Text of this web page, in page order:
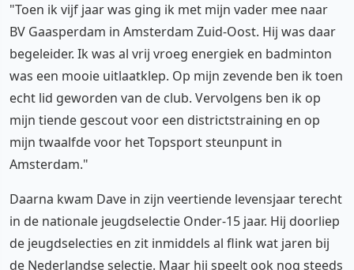
"Toen ik vijf jaar was ging ik met mijn vader mee naar
BV Gaasperdam in Amsterdam Zuid-Oost. Hij was daar
begeleider. Ik was al vrij vroeg energiek en badminton
was een mooie uitlaatklep. Op mijn zevende ben ik toen
echt lid geworden van de club. Vervolgens ben ik op
mijn tiende gescout voor een districtstraining en op
mijn twaalfde voor het Topsport steunpunt in
Amsterdam."
Daarna kwam Dave in zijn veertiende levensjaar terecht
in de nationale jeugdselectie Onder-15 jaar. Hij doorliep
de jeugdselecties en zit inmiddels al flink wat jaren bij
de Nederlandse selectie. Maar hij speelt ook nog steeds